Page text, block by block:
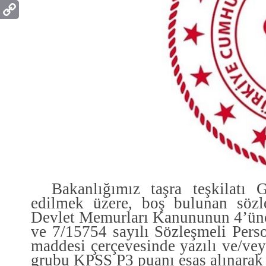
Bakanlığımız taşra teşkilatı
edilmek üzere, boş bulunan
Devlet Memurları Kanununun
ve 7/15754 sayılı Sözleşmeli
maddesi çerçevesinde yazılı ve/
grubu KPSS P3 puanı esas alınarak